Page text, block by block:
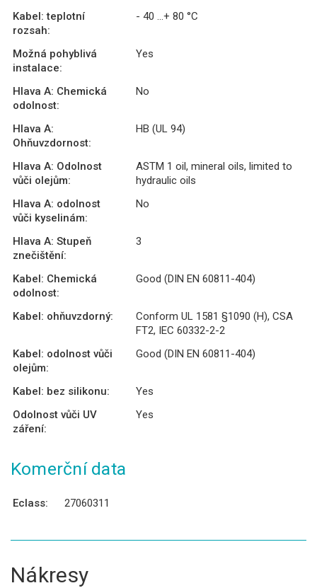
Kabel: teplotní
rozsah:
- 40 ...+ 80 °C
Možná pohyblivá
instalace:
Yes
Hlava A: Chemická
odolnost:
No
Hlava A:
Ohňuvzdornost:
HB (UL 94)
Hlava A: Odolnost
vůči olejům:
ASTM 1 oil, mineral oils, limited to
hydraulic oils
Hlava A: odolnost
vůči kyselinám:
No
Hlava A: Stupeň
znečištění:
3
Kabel: Chemická
odolnost:
Good (DIN EN 60811-404)
Kabel: ohňuvzdorný:
Conform UL 1581 §1090 (H), CSA
FT2, IEC 60332-2-2
Kabel: odolnost vůči
olejům:
Good (DIN EN 60811-404)
Kabel: bez silikonu:
Yes
Odolnost vůči UV
záření:
Yes
Komerční data
Eclass: 27060311
Nákresy